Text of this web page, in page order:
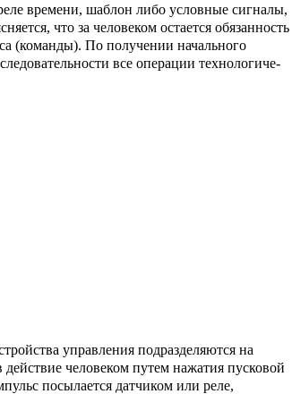
времени, шаблон либо условные сигна­лы,
что за человеком остается обязанность
(команды). По получении начального
все операции технологиче­
управления подразделяются на
человеком путем нажатия пусковой
посылается датчиком или реле,